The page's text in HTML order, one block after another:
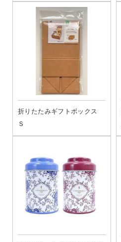
折りたたみギフトボックス
Ｓ